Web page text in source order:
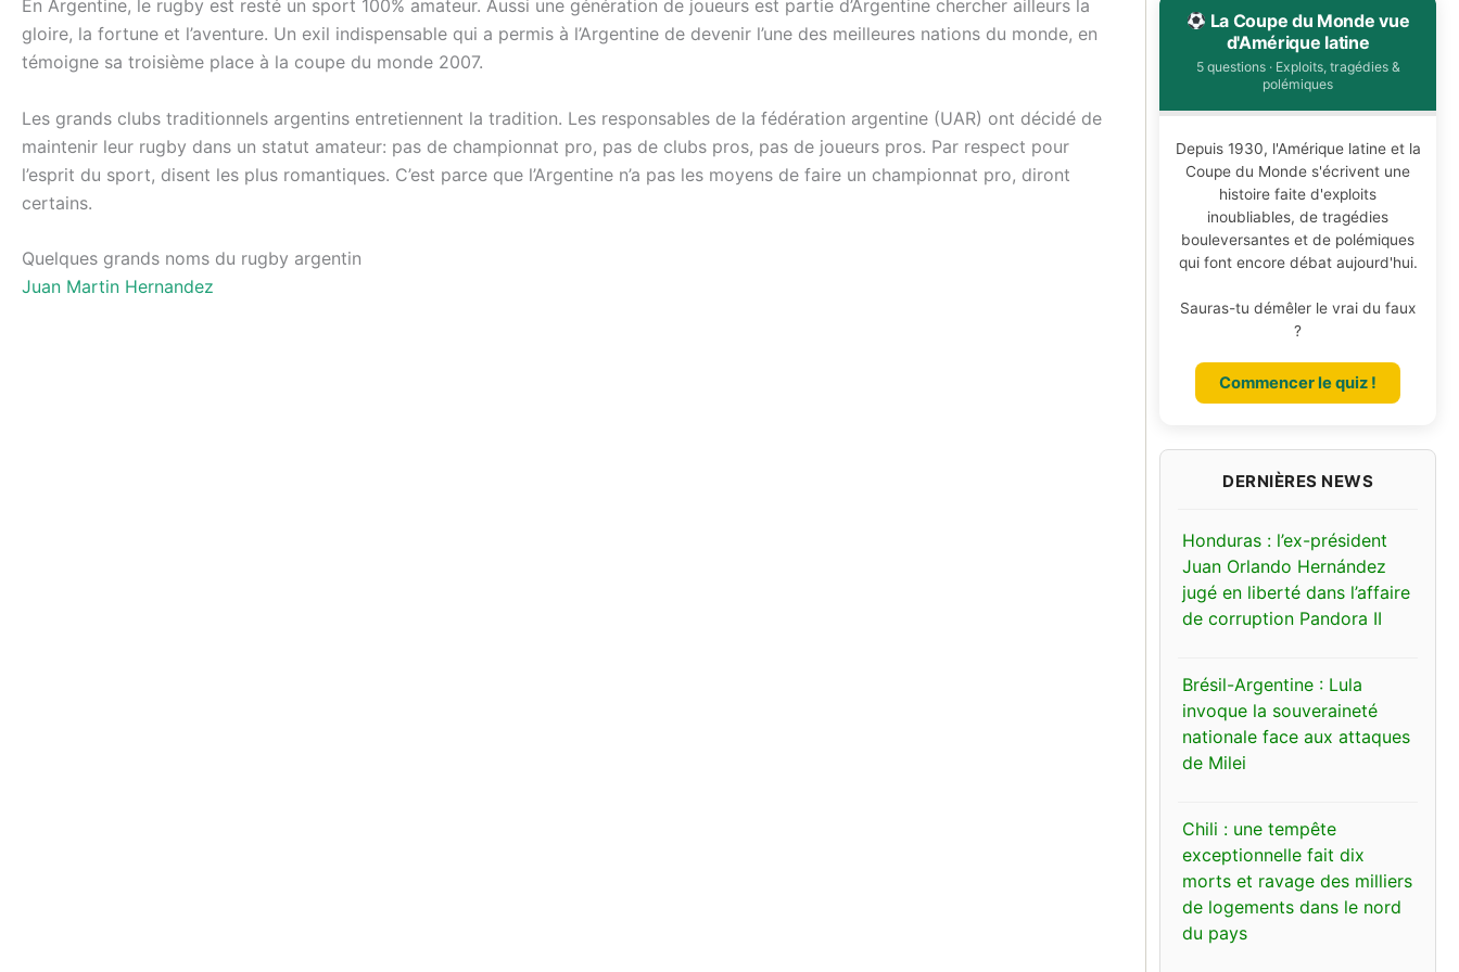
En Argentine, le rugby est resté un sport 100% amateur. Aussi une génération de joueurs est partie d’Argentine chercher ailleurs la
gloire, la fortune et l’aventure. Un exil indispensable qui a permis à l’Argentine de devenir l’une des meilleures nations du monde, en
témoigne sa troisième place à la coupe du monde 2007.
Les grands clubs traditionnels argentins entretiennent la tradition. Les responsables de la fédération argentine (UAR) ont décidé de
maintenir leur rugby dans un statut amateur: pas de championnat pro, pas de clubs pros, pas de joueurs pros. Par respect pour
l’esprit du sport, disent les plus romantiques. C’est parce que l’Argentine n’a pas les moyens de faire un championnat pro, diront
certains.
Quelques grands noms du rugby argentin
Juan Martin Hernandez
La Coupe du Monde vue
d'Amérique latine
5 questions · Exploits, tragédies &
polémiques
Depuis 1930, l'Amérique latine et la
Coupe du Monde s'écrivent une
histoire faite d'exploits
inoubliables, de tragédies
bouleversantes et de polémiques
qui font encore débat aujourd'hui.
Sauras-tu démêler le vrai du faux
?
Commencer le quiz !
Honduras : l’ex-président
Juan Orlando Hernández
jugé en liberté dans l’affaire
de corruption Pandora II
Brésil-Argentine : Lula
invoque la souveraineté
nationale face aux attaques
de Milei
Chili : une tempête
exceptionnelle fait dix
morts et ravage des milliers
de logements dans le nord
du pays